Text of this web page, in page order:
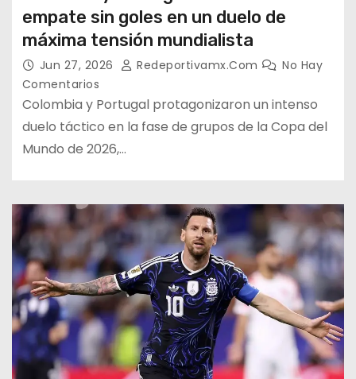
empate sin goles en un duelo de
máxima tensión mundialista
Jun 27, 2026 Redeportivamx.com
No Hay
Comentarios
Colombia y Portugal protagonizaron un intenso
duelo táctico en la fase de grupos de la Copa del
Mundo de 2026,…